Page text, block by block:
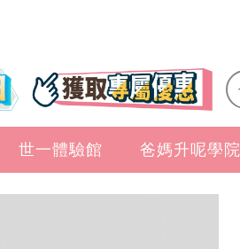
世一體驗館 爸媽升呢學院